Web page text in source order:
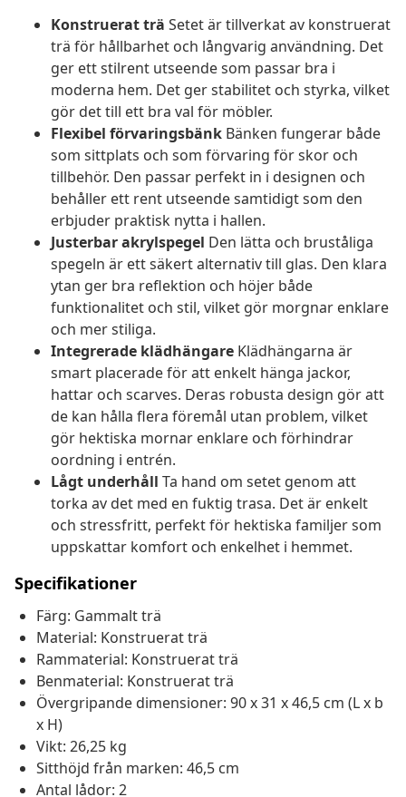
Konstruerat trä Setet är tillverkat av konstruerat
trä för hållbarhet och långvarig användning. Det
ger ett stilrent utseende som passar bra i
moderna hem. Det ger stabilitet och styrka, vilket
gör det till ett bra val för möbler.
Flexibel förvaringsbänk Bänken fungerar både
som sittplats och som förvaring för skor och
tillbehör. Den passar perfekt in i designen och
behåller ett rent utseende samtidigt som den
erbjuder praktisk nytta i hallen.
Justerbar akrylspegel Den lätta och bruståliga
spegeln är ett säkert alternativ till glas. Den klara
ytan ger bra reflektion och höjer både
funktionalitet och stil, vilket gör morgnar enklare
och mer stiliga.
Integrerade klädhängare Klädhängarna är
smart placerade för att enkelt hänga jackor,
hattar och scarves. Deras robusta design gör att
de kan hålla flera föremål utan problem, vilket
gör hektiska mornar enklare och förhindrar
oordning i entrén.
Lågt underhåll Ta hand om setet genom att
torka av det med en fuktig trasa. Det är enkelt
och stressfritt, perfekt för hektiska familjer som
uppskattar komfort och enkelhet i hemmet.
Specifikationer
Färg: Gammalt trä
Material: Konstruerat trä
Rammaterial: Konstruerat trä
Benmaterial: Konstruerat trä
Övergripande dimensioner: 90 x 31 x 46,5 cm (L x b
x H)
Vikt: 26,25 kg
Sitthöjd från marken: 46,5 cm
Antal lådor: 2